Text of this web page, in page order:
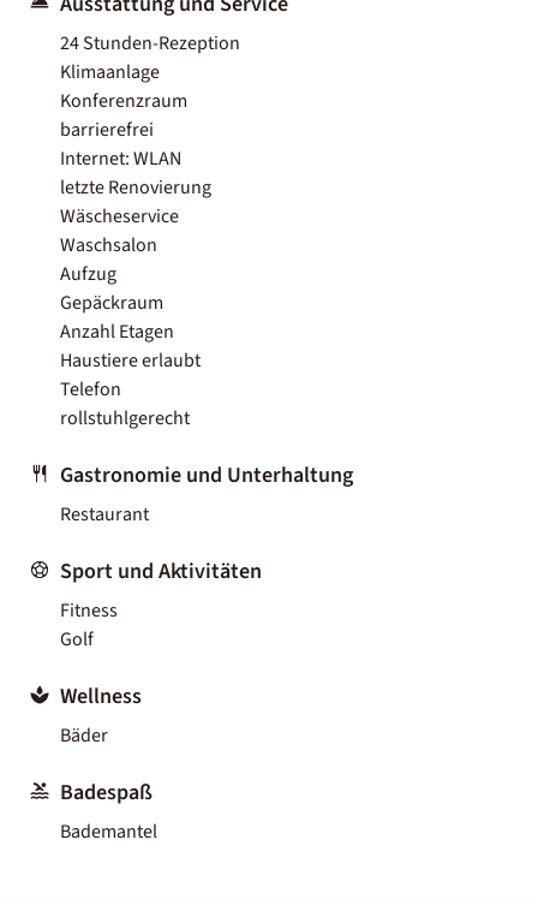
24 Stunden-Rezeption
Klimaanlage
Konferenzraum
barrierefrei
Internet: WLAN
letzte Renovierung
Wäscheservice
Waschsalon
Aufzug
Gepäckraum
Anzahl Etagen
Haustiere erlaubt
Telefon
rollstuhlgerecht
Gastronomie und Unterhaltung
Restaurant
Sport und Aktivitäten
Fitness
Golf
Wellness
Bäder
Badespaß
Bademantel